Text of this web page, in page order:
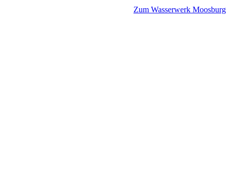
Zum Wasserwerk Moosburg